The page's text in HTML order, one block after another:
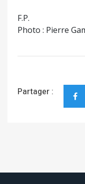
F.P.
Photo : Pierre
Partager :